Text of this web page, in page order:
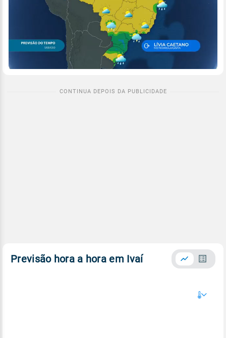
Previsão hora a hora em Ivaí